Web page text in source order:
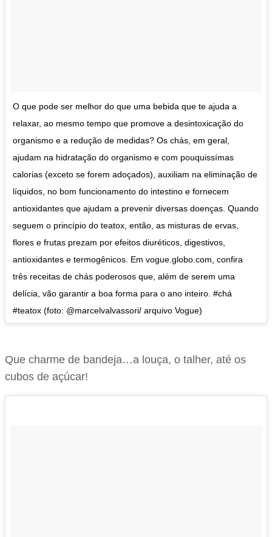
O que pode ser melhor do que uma bebida que te ajuda a
relaxar, ao mesmo tempo que promove a desintoxicação do
organismo e a redução de medidas? Os chás, em geral,
ajudam na hidratação do organismo e com pouquissímas
calorias (exceto se forem adoçados), auxiliam na eliminação de
líquidos, no bom funcionamento do intestino e fornecem
antioxidantes que ajudam a prevenir diversas doenças. Quando
seguem o princípio do teatox, então, as misturas de ervas,
flores e frutas prezam por efeitos diuréticos, digestivos,
antioxidantes e termogênicos. Em vogue.globo.com, confira
três receitas de chás poderosos que, além de serem uma
delícia, vão garantir a boa forma para o ano inteiro. #chá
#teatox (foto: @marcelvalvassori/ arquivo Vogue)
Que charme de bandeja…a louça, o talher, até os
cubos de açúcar!